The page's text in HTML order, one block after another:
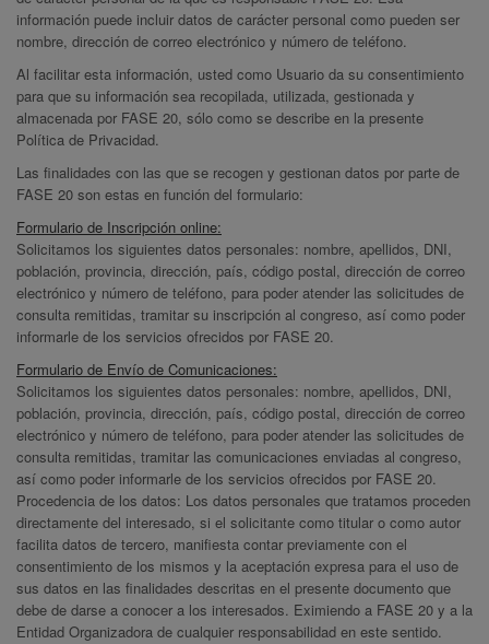
información puede incluir datos de carácter personal como pueden ser
nombre, dirección de correo electrónico y número de teléfono.
Al facilitar esta información, usted como Usuario da su consentimiento
para que su información sea recopilada, utilizada, gestionada y
almacenada por FASE 20, sólo como se describe en la presente
Política de Privacidad.
Las finalidades con las que se recogen y gestionan datos por parte de
FASE 20 son estas en función del formulario:
Formulario de Inscripción online:
Solicitamos los siguientes datos personales: nombre, apellidos, DNI,
población, provincia, dirección, país, código postal, dirección de correo
electrónico y número de teléfono, para poder atender las solicitudes de
consulta remitidas, tramitar su inscripción al congreso, así como poder
informarle de los servicios ofrecidos por FASE 20.
Formulario de Envío de Comunicaciones:
Solicitamos los siguientes datos personales: nombre, apellidos, DNI,
población, provincia, dirección, país, código postal, dirección de correo
electrónico y número de teléfono, para poder atender las solicitudes de
consulta remitidas, tramitar las comunicaciones enviadas al congreso,
así como poder informarle de los servicios ofrecidos por FASE 20.
Procedencia de los datos: Los datos personales que tratamos proceden
directamente del interesado, si el solicitante como titular o como autor
facilita datos de tercero, manifiesta contar previamente con el
consentimiento de los mismos y la aceptación expresa para el uso de
sus datos en las finalidades descritas en el presente documento que
debe de darse a conocer a los interesados. Eximiendo a FASE 20 y a la
Entidad Organizadora de cualquier responsabilidad en este sentido.